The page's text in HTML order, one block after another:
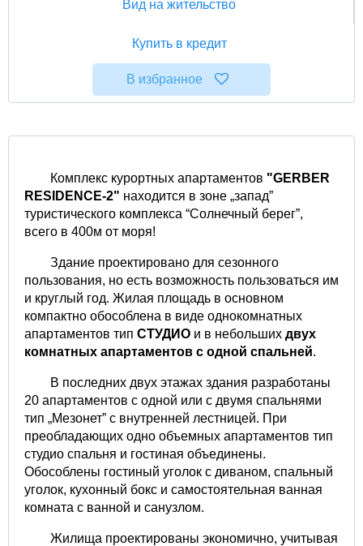
Вид на жительство
Купить в кредит
В избранное
Комплекс курортных апартаментов "GERBER
RESIDENCE-2" находится в зоне „запад”
туристического комплекса “Солнечный берег”,
всего в 400м от моря!
Здание проектировано для сезонного
пользования, но есть возможность пользоваться им
и круглый год. Жилая площадь в основном
компактно обособлена в виде однокомнатных
апартаментов тип СТУДИО и в небольших двух
комнатных апартаментов с одной спальней.
В последних двух этажах здания разработаны
20 апартаментов с одной или с двумя спальнями
тип „Mезонет” с внутренней лестницей. При
преобладающих одно объемных апартаментов тип
студио спальня и гостиная объединены.
Обособлены гостиный уголок с диваном, спальный
уголок, кухонный бокс и самостоятельная ванная
комната с ванной и санузлом.
Жилища проектированы экономично, учитывая